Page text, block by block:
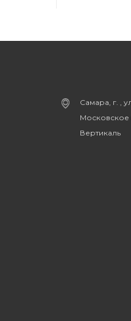
Самара, г. ,
Московское
Вертикаль